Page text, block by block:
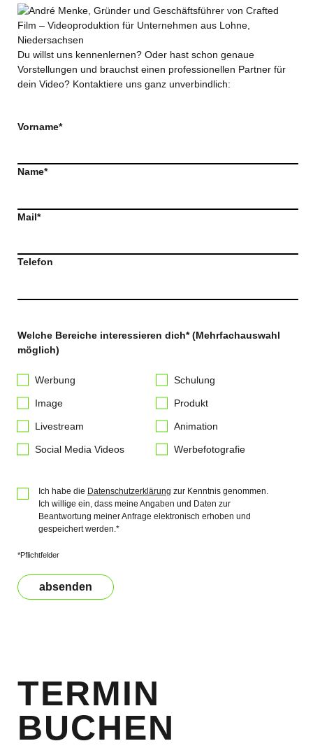
Du willst uns kennenlernen? Oder hast schon genaue
Vorstellungen und brauchst einen professionellen Partner für
dein Video? Kontaktiere uns ganz unverbindlich:
Vorname*
Name*
Mail*
Telefon
Welche Bereiche interessieren dich* (Mehrfachauswahl
möglich)
Werbung Schulung
Image Produkt
Livestream Animation
Social Media Videos Werbefotografie
Ich habe die Datenschutzerklärung zur Kenntnis genommen.
Ich willige ein, dass meine Angaben und Daten zur
Beantwortung meiner Anfrage elektronisch erhoben und
gespeichert werden.*
*Pflichtfelder
absenden
TERMIN
BUCHEN